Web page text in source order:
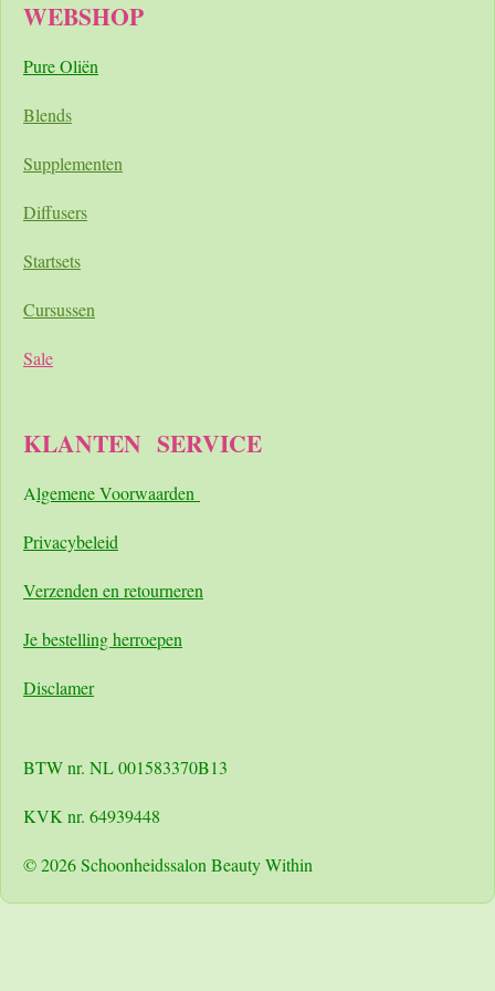
WEBSHOP
Pure Oliën
Blends
Supplementen
Diffusers
Startsets
Cursussen
Sale
KLANTEN SERVICE
Algemene Voorwaarden
Privacybeleid
Verzenden en retourneren
Je bestelling herroepen
Disclamer
BTW nr. NL 001583370B13
KVK nr. 64939448
© 2026 Schoonheidssalon Beauty Within